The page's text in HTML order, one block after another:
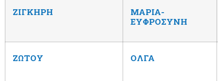
ΖΙΓΚΗΡΗ
ΜΑΡΙΑ-
ΕΥΦΡΟΣΥΝΗ
ΖΩΤΟΥ ΟΛΓΑ